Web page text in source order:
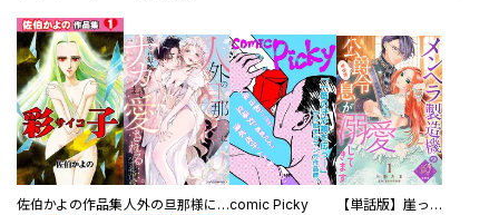
佐伯かよの作品集 人外の旦那様に娶られ毎晩ナカまで愛される…。アンソロジーcomic Picky 【単話版】崖っぷち令嬢ですが、意地と策略で幸せになります！シリーズ